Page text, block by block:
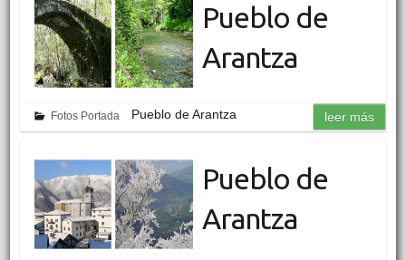
Pueblo de
Arantza
Fotos Portada Pueblo de Arantza leer más
Pueblo de
Arantza